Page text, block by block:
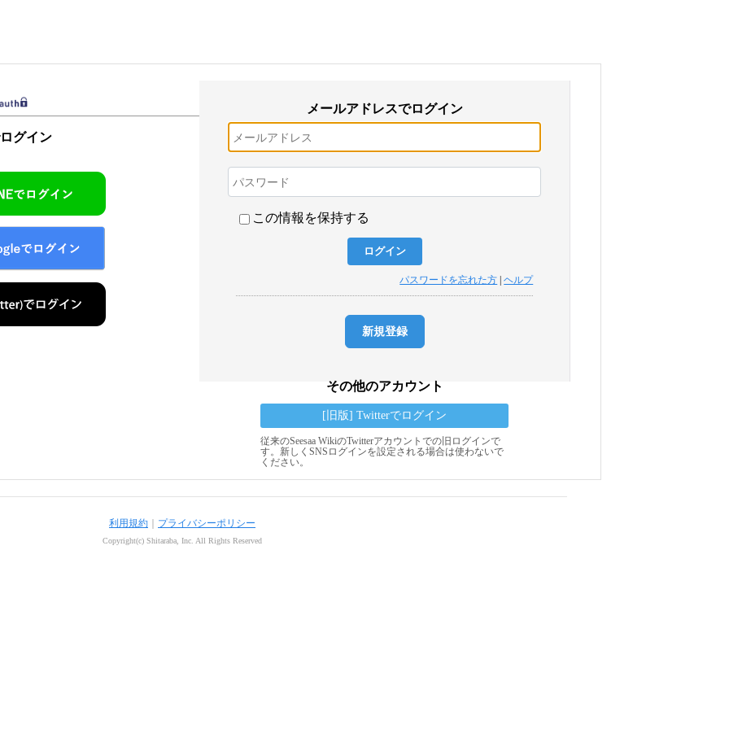
グイン
メールアドレスでログイン
この情報を保持する
パスワードを忘れた方 |ヘルプ
新規登録
その他のアカウント
[旧版] Twitterでログイン
従来のSeesaa WikiのTwitterアカウントでの旧ログインで
す。新しくSNSログインを設定される場合は使わないで
ください。
利用規約 プライバシーポリシー
Copyright(c) Shitaraba, Inc. All Rights Reserved